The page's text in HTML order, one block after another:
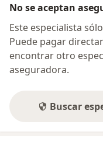
No se aceptan
Este especialista
Puede pagar
encontrar otro
aseguradora.
Buscar